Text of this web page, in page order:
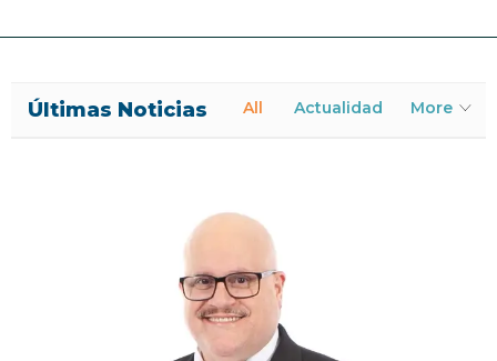
Últimas Noticias All Actualidad More